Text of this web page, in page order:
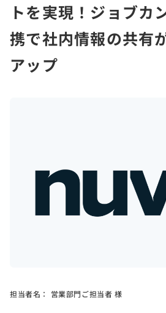
トを実現！ジョブカ
携で社内情報の共有
アップ
担当者名： 営業部門ご担当者 様